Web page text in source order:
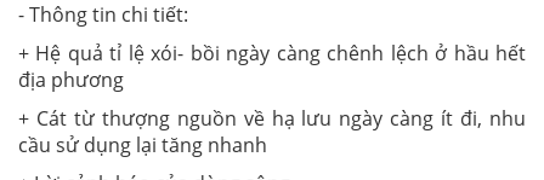
- Thông tin chi tiết:
+ Hệ quả tỉ lệ xói- bồi ngày càng chênh lệch ở hầu hết
địa phương
+ Cát từ thượng nguồn về hạ lưu ngày càng ít đi, nhu
cầu sử dụng lại tăng nhanh